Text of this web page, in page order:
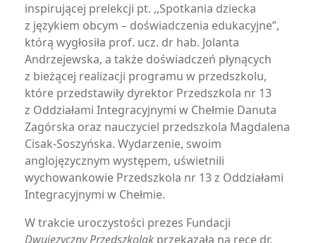
inspirującej prelekcji pt. ,,Spotkania dziecka
z językiem obcym – doświadczenia edukacyjne”,
którą wygłosiła prof. ucz. dr hab. Jolanta
Andrzejewska, a także doświadczeń płynących
z bieżącej realizacji programu w przedszkolu,
które przedstawiły dyrektor Przedszkola nr 13
z Oddziałami Integracyjnymi w Chełmie Danuta
Zagórska oraz nauczyciel przedszkola Magdalena
Cisak-Soszyńska. Wydarzenie, swoim
anglojęzycznym występem, uświetnili
wychowankowie Przedszkola nr 13 z Oddziałami
Integracyjnymi w Chełmie.
W trakcie uroczystości prezes Fundacji
Dwujęzyczny Przedszkolak przekazała na ręce dr.